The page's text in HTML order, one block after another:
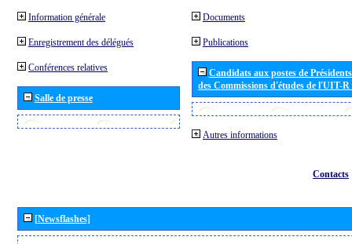
Information générale
Enregistrement des délégués
Conférences relatives
Salle de presse
Documents
Publications
Candidats aux postes de
des Commissions d'études de l'UIT-
Autres informations
Contacts
[Newsflashes]